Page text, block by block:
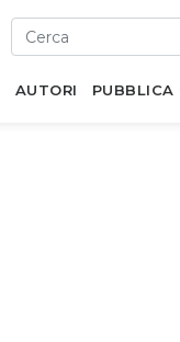
AUTORI PUBBLICA